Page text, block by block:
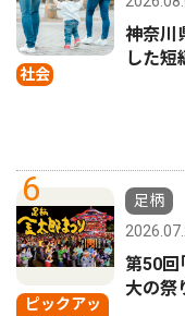
社会
神奈川
した短
6
ピックアッ
足柄
第50
大の祭